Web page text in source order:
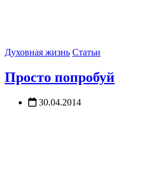
Духовная жизнь Статьи
Просто попробуй
30.04.2014